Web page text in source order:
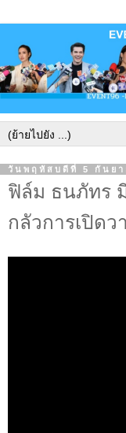
วันพฤหัสบดีที่ 5 กันย
ฟิล์ม ธนภัทร
กลัวการเปิดว